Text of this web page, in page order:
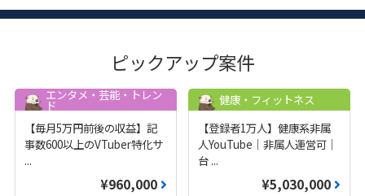
ピックアップ案件
エンタメ・芸能・トレン
ド
【毎月5万円前後の収益】記
事数600以上のVTuber特化サ
...
¥960,000
健康・フィットネス
【登録者1万人】健康系非属
人YouTube｜非属人運営可｜
台 ...
¥5,030,000